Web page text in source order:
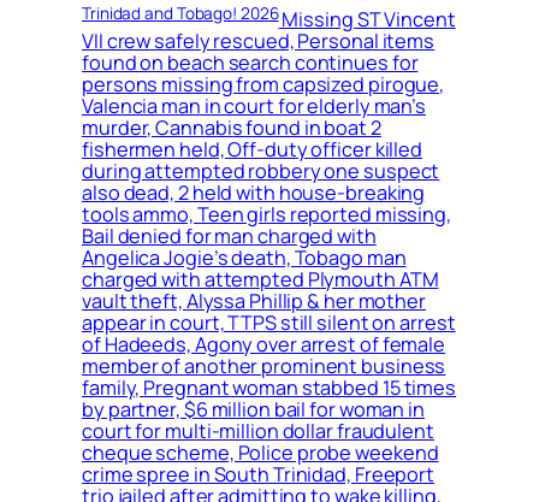
Trinidad and Tobago! 2026Missing ST Vincent
VII crew safely rescued, Personal items
found on beach search continues for
persons missing from capsized pirogue,
Valencia man in court for elderly man’s
murder, Cannabis found in boat 2
fishermen held, Off-duty officer killed
during attempted robbery one suspect
also dead, 2 held with house-breaking
tools ammo, Teen girls reported missing,
Bail denied for man charged with
Angelica Jogie’s death, Tobago man
charged with attempted Plymouth ATM
vault theft, Alyssa Phillip & her mother
appear in court, TTPS still silent on arrest
of Hadeeds, Agony over arrest of female
member of another prominent business
family, Pregnant woman stabbed 15 times
by partner, $6 million bail for woman in
court for multi-million dollar fraudulent
cheque scheme, Police probe weekend
crime spree in South Trinidad, Freeport
trio jailed after admitting to wake killing,